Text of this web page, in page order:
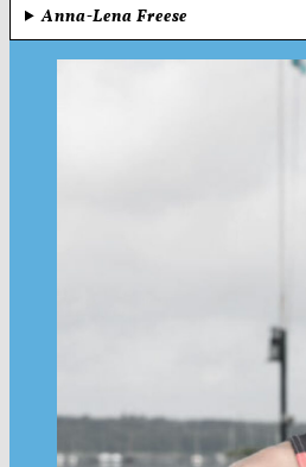
Anna-Lena Freese